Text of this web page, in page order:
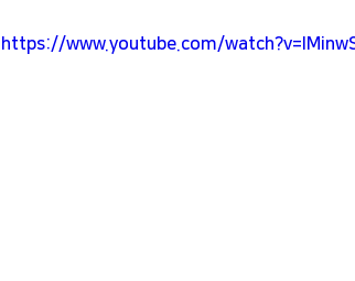
https://www.youtube.com/